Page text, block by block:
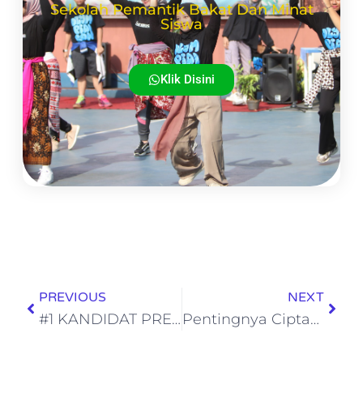
Sekolah Pemantik Bakat Dan Minat
Siswa
Klik Disini
PREVIOUS
#1 KANDIDAT PRESIDENT SC SMPSOH 2024-2025
NEXT
Pentingnya Ciptakan Segitiga Hebat Antara Orang Tua, Pihak Sekolah, dan Siswa/i di SMP-SMA School Of Human